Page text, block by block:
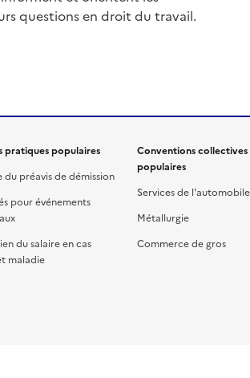
questions en droit du travail.
pratiques populaires
du préavis de démission
pour événements
du salaire en cas
maladie
Conventions collectives
populaires
Services de l'automobile
Métallurgie
Commerce de gros